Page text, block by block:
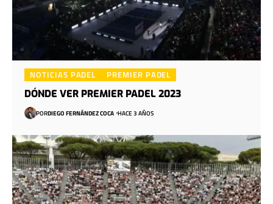
NOTICIAS PADEL PREMIER PADEL
DÓNDE VER PREMIER PADEL 2023
PORDIEGO FERNÁNDEZ COCA HACE 3 AÑOS